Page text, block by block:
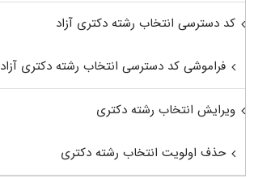
کد دسترسی انتخاب رشته دکتری آزاد
فراموشی کد دسترسی انتخاب رشته دکتری آزاد
ویرایش انتخاب رشته دکتری
حذف اولویت انتخاب رشته دکتری